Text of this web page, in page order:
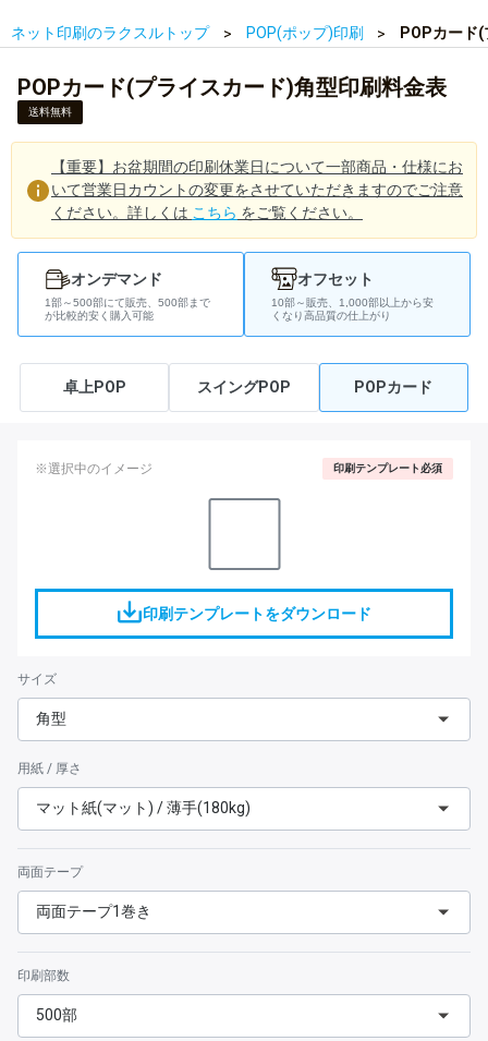
ネット印刷のラクスルトップ POP(ポップ)印刷 POPカード
POPカード(プライスカード)角型印刷料金表
送料無料
【重要】お盆期間の印刷休業日について一部商品・仕様にお
いて営業日カウントの変更をさせていただきますのでご注意
ください。詳しくは こちら をご覧ください。
オンデマンド
1部～500部にて販売、500部まで
が比較的安く購入可能
オフセット
10部～販売、1,000部以上から安
くなり高品質の仕上がり
卓上POP スイングPOP POPカード
※選択中のイメージ 印刷テンプレート必須
印刷テンプレートをダウンロード
サイズ
角型
用紙 / 厚さ
マット紙(マット) / 薄手(180kg)
両面テープ
両面テープ1巻き
印刷部数
500部